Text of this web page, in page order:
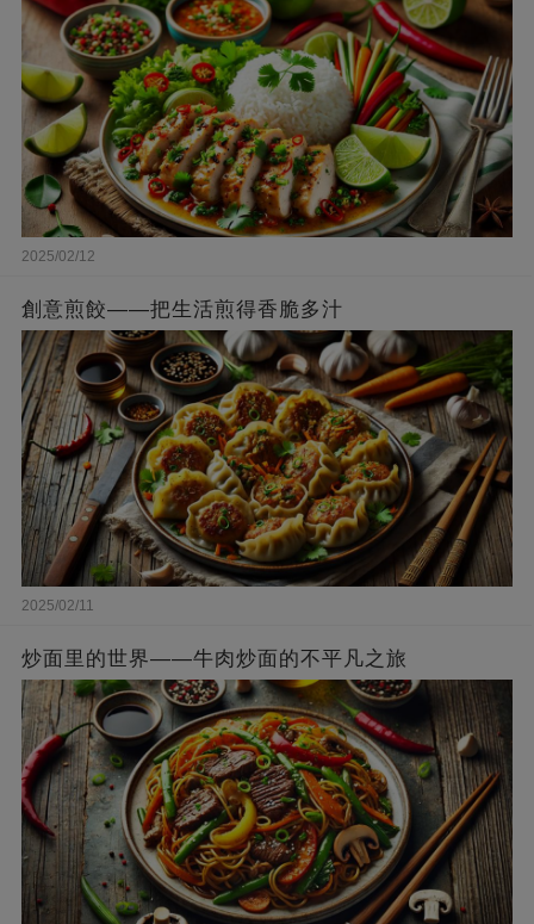
2025/02/12
創意煎餃——把生活煎得香脆多汁
2025/02/11
炒面里的世界——牛肉炒面的不平凡之旅